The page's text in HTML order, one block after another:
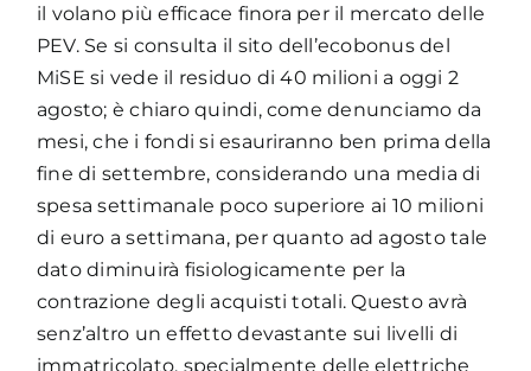
il volano più efficace finora per il mercato delle
PEV. Se si consulta il sito dell’ecobonus del
MiSE si vede il residuo di 40 milioni a oggi 2
agosto; è chiaro quindi, come denunciamo da
mesi, che i fondi si esauriranno ben prima della
fine di settembre, considerando una media di
spesa settimanale poco superiore ai 10 milioni
di euro a settimana, per quanto ad agosto tale
dato diminuirà fisiologicamente per la
contrazione degli acquisti totali. Questo avrà
senz’altro un effetto devastante sui livelli di
immatricolato, specialmente delle elettriche